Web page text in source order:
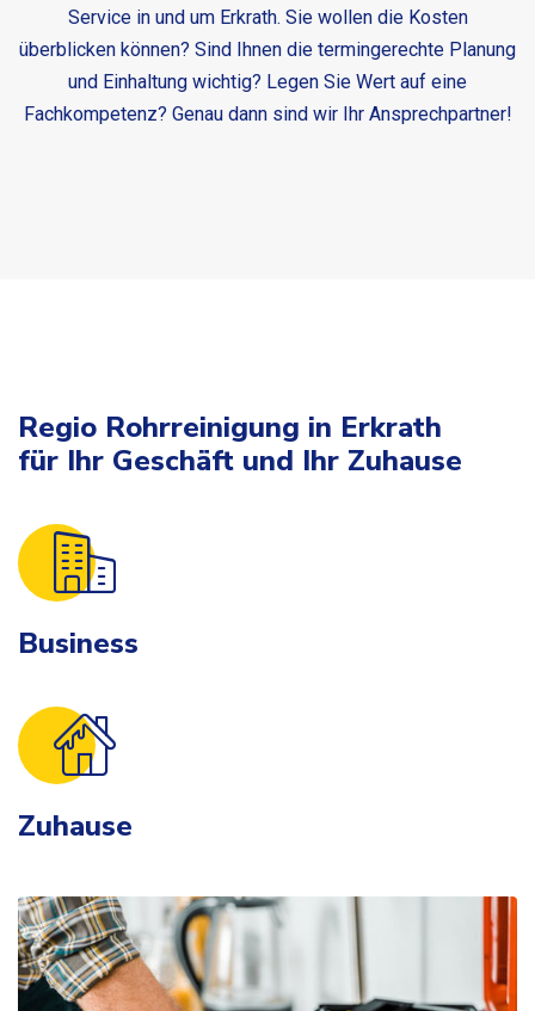
Service in und um Erkrath. Sie wollen die Kosten
überblicken können? Sind Ihnen die termingerechte Planung
und Einhaltung wichtig? Legen Sie Wert auf eine
Fachkompetenz? Genau dann sind wir Ihr Ansprechpartner!
Regio Rohrreinigung in Erkrath
für Ihr Geschäft und Ihr Zuhause
Business
Zuhause